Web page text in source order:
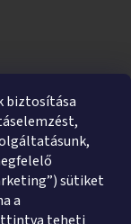
biztosítása
sütiket
a